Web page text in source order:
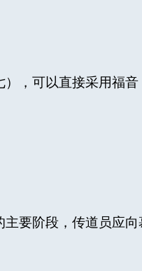
，可以直接采用福
要阶段，传道员应向